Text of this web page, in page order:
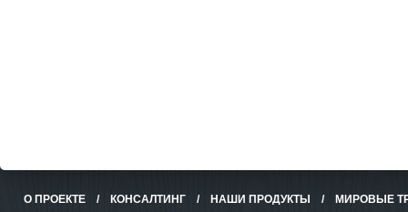
О ПРОЕКТЕ / КОНСАЛТИНГ / НАШИ ПРОДУКТЫ / МИРОВЫЕ